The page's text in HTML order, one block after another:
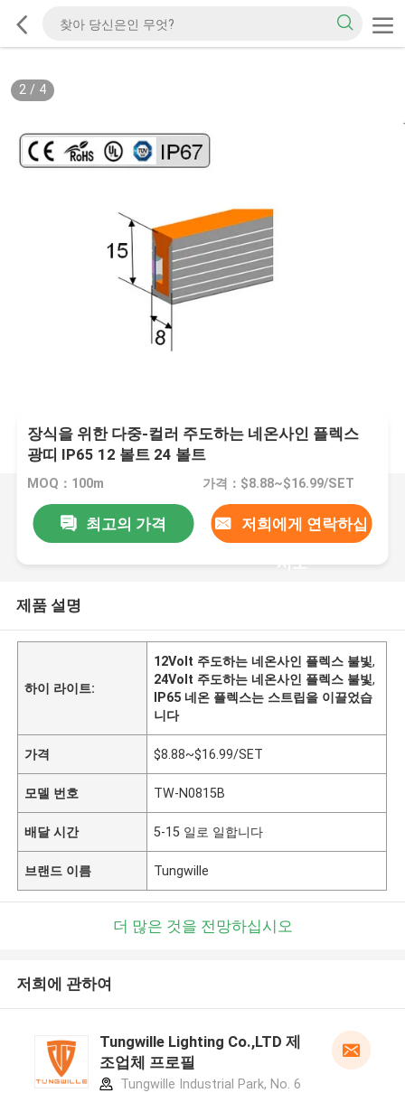
2/ 4
장식을 위한 다중-컬러 주도하는 네온사인 플렉스
광띠 IP65 12 볼트 24 볼트
MOQ：100m 가격：$8.88~$16.99/SET
최고의 가격 저희에게 연락하십
시오
제품 설명
하이 라이트:
12Volt 주도하는 네온사인 플렉스 불빛,
24Volt 주도하는 네온사인 플렉스 불빛,
IP65 네온 플렉스는 스트립을 이끌었습
니다
가격 $8.88~$16.99/SET
모델 번호 TW-N0815B
배달 시간 5-15 일로 일합니다
브랜드 이름 Tungwille
더 많은 것을 전망하십시오
저희에 관하여
Tungwille Lighting Co.,LTD 제
조업체 프로필
Tungwille Industrial Park, No. 6